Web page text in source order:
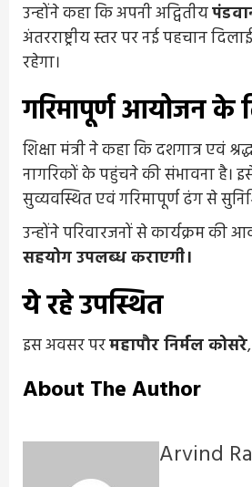
उन्होंने कहा कि अपनी अद्वितीय
अंतरराष्ट्रीय स्तर पर नई पहचान
रहेगा।
गरिमापूर्ण आयोजन के
शिक्षा मंत्री ने कहा कि दशगात्र एवं
नागरिकों के पहुंचने की संभावना है।
सुव्यवस्थित एवं गरिमापूर्ण ढंग से
उन्होंने परिवारजनों से कार्यक्रम
सहयोग उपलब्ध कराएगी।
ये रहे उपस्थित
इस अवसर परमहापौर निर्मल कोसरे
About The Author
Arvind